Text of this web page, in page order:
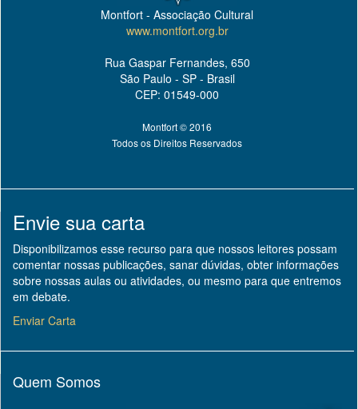
Montfort - Associação Cultural
www.montfort.org.br
Rua Gaspar Fernandes, 650
São Paulo - SP - Brasil
CEP: 01549-000
Montfort © 2016
Todos os Direitos Reservados
Envie sua carta
Disponibilizamos esse recurso para que nossos leitores possam
comentar nossas publicações, sanar dúvidas, obter informações
sobre nossas aulas ou atividades, ou mesmo para que entremos
em debate.
Enviar Carta
Quem Somos